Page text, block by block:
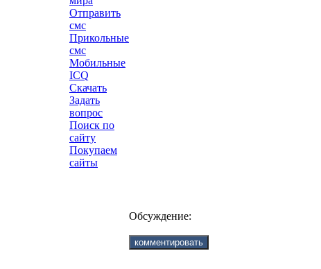
Отправить
смс
Прикольные
смс
Мобильные
ICQ
Скачать
Задать
вопрос
Поиск по
сайту
Покупаем
сайты
Обсуждение: